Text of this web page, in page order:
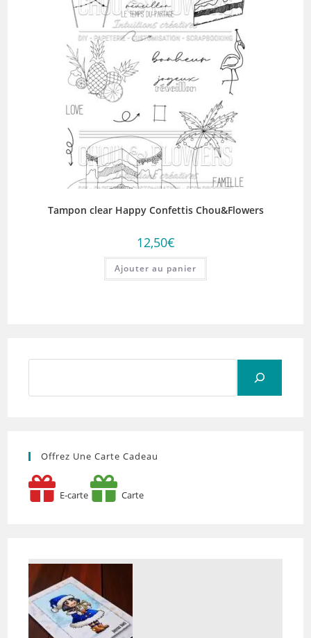
Tampon clear Happy Confettis Chou&Flowers
12,50€
Ajouter au panier
Offrez Une Carte Cadeau
E-carte Carte